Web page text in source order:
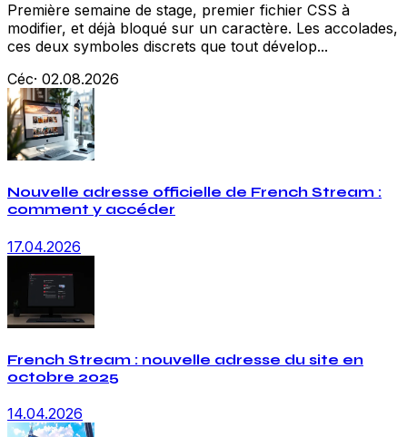
Première semaine de stage, premier fichier CSS à
modifier, et déjà bloqué sur un caractère. Les accolades,
ces deux symboles discrets que tout dévelop...
Céc· 02.08.2026
Nouvelle adresse officielle de French Stream :
comment y accéder
17.04.2026
French Stream : nouvelle adresse du site en
octobre 2025
14.04.2026